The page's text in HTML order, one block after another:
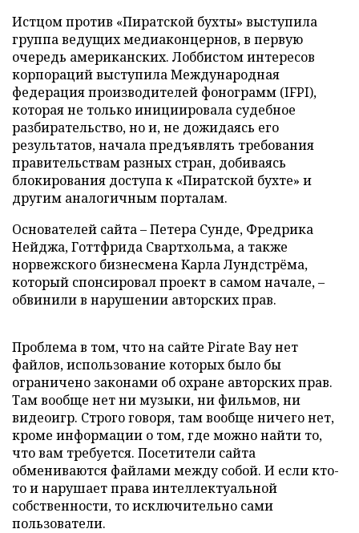
Истцом против «Пиратской бухты» выступила
группа ведущих медиаконцернов, в первую
очередь американских. Лоббистом интересов
корпораций выступила Международная
федерация производителей фонограмм (IFPI),
которая не только инициировала судебное
разбирательство, но и, не дожидаясь его
результатов, начала предъявлять требования
правительствам разных стран, добиваясь
блокирования доступа к «Пиратской бухте» и
другим аналогичным порталам.
Основателей сайта – Петера Сунде, Фредрика
Нейджа, Готтфрида Свартхольма, а также
норвежского бизнесмена Карла Лундстрёма,
который спонсировал проект в самом начале, –
обвинили в нарушении авторских прав.
Проблема в том, что на сайте Pirate Bay нет
файлов, использование которых было бы
ограничено законами об охране авторских прав.
Там вообще нет ни музыки, ни фильмов, ни
видеоигр. Строго говоря, там вообще ничего нет,
кроме информации о том, где можно найти то,
что вам требуется. Посетители сайта
обмениваются файлами между собой. И если кто-
то и нарушает права интеллектуальной
собственности, то исключительно сами
пользователи.